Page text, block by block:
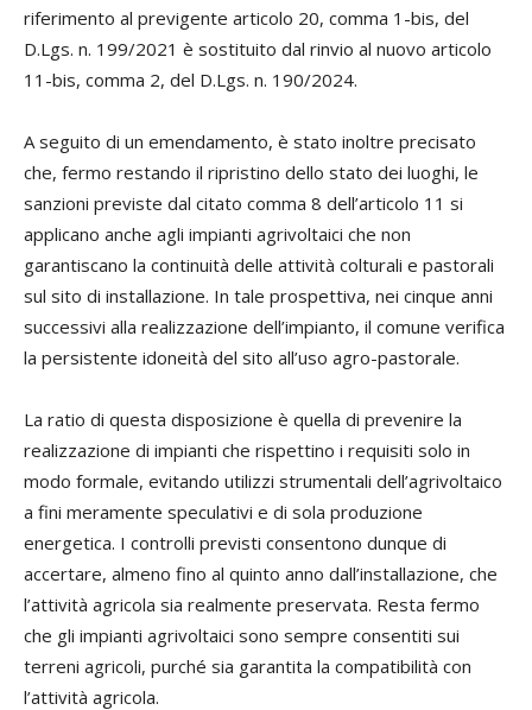
riferimento al previgente articolo 20, comma 1-bis, del
D.Lgs. n. 199/2021 è sostituito dal rinvio al nuovo articolo
11-bis, comma 2, del D.Lgs. n. 190/2024.
A seguito di un emendamento, è stato inoltre precisato
che, fermo restando il ripristino dello stato dei luoghi, le
sanzioni previste dal citato comma 8 dell’articolo 11 si
applicano anche agli impianti agrivoltaici che non
garantiscano la continuità delle attività colturali e pastorali
sul sito di installazione. In tale prospettiva, nei cinque anni
successivi alla realizzazione dell’impianto, il comune verifica
la persistente idoneità del sito all’uso agro-pastorale.
La ratio di questa disposizione è quella di prevenire la
realizzazione di impianti che rispettino i requisiti solo in
modo formale, evitando utilizzi strumentali dell’agrivoltaico
a fini meramente speculativi e di sola produzione
energetica. I controlli previsti consentono dunque di
accertare, almeno fino al quinto anno dall’installazione, che
l’attività agricola sia realmente preservata. Resta fermo
che gli impianti agrivoltaici sono sempre consentiti sui
terreni agricoli, purché sia garantita la compatibilità con
l’attività agricola.